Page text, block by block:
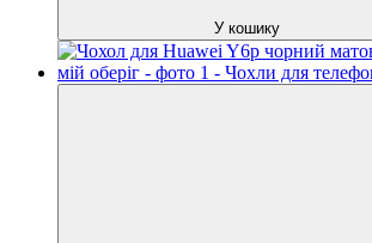
У кошику